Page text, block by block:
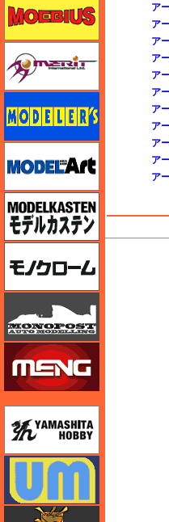
ア
ア
ア
ア
ア
ア
ア
ア
ア
ア
ア
メリットイン
モデルアート
M's PLUS